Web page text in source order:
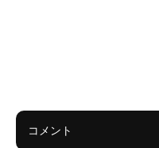
コメント